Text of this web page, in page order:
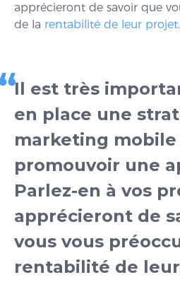
apprécieront de savoir que
de la rentabilité de leur projet.
Il est très
en place une
marketing
promouvoir une
Parlez-en à vos
apprécieront de
vous vous
rentabilité de